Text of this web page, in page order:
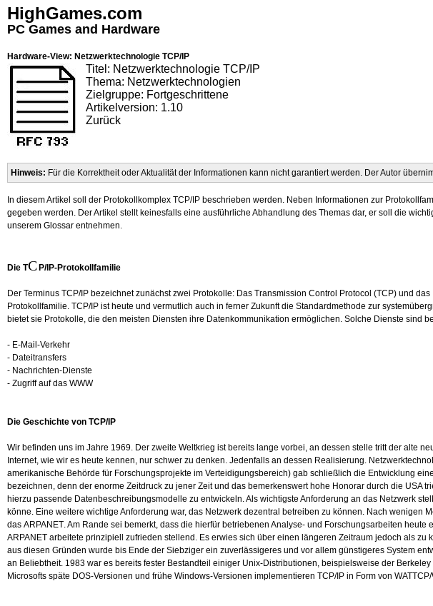
HighGames.com
PC Games and Hardware
Hardware-View: Netzwerktechnologie TCP/IP
Titel: Netzwerktechnologie TCP/IP
Thema: Netzwerktechnologien
Zielgruppe: Fortgeschrittene
Artikelversion: 1.10
Zurück
Hinweis: Für die Korrektheit oder Aktualität der Informationen kann nicht garantiert werden. Der Autor
In diesem Artikel soll der Protokollkomplex TCP/IP beschrieben werden. Neben Informationen zur
gegeben werden. Der Artikel stellt keinesfalls eine ausführliche Abhandlung des Themas dar, er soll die
unserem Glossar entnehmen.
Die TC P/IP-Protokollfamilie
Der Terminus TCP/IP bezeichnet zunächst zwei Protokolle: Das Transmission Control Protocol (TCP) und
Protokollfamilie. TCP/IP ist heute und vermutlich auch in ferner Zukunft die Standardmethode zur
bietet sie Protokolle, die den meisten Diensten ihre Datenkommunikation ermöglichen. Solche Dienste sind
- E-Mail-Verkehr
- Dateitransfers
- Nachrichten-Dienste
- Zugriff auf das WWW
Die Geschichte von TCP/IP
Wir befinden uns im Jahre 1969. Der zweite Weltkrieg ist bereits lange vorbei, an dessen stelle tritt der alte
Internet, wie wir es heute kennen, nur schwer zu denken. Jedenfalls an dessen Realisierung.
amerikanische Behörde für Forschungsprojekte im Verteidigungsbereich) gab schließlich die Entwicklung
bezeichnen, denn der enorme Zeitdruck zu jener Zeit und das bemerkenswert hohe Honorar durch die
hierzu passende Datenbeschreibungsmodelle zu entwickeln. Als wichtigste Anforderung an das Netzwerk
könne. Eine weitere wichtige Anforderung war, das Netzwerk dezentral betreiben zu können. Nach
das ARPANET. Am Rande sei bemerkt, dass die hierfür betriebenen Analyse- und Forschungsarbeiten
ARPANET arbeitete prinzipiell zufrieden stellend. Es erwies sich über einen längeren Zeitraum jedoch als
aus diesen Gründen wurde bis Ende der Siebziger ein zuverlässigeres und vor allem günstigeres System
an Beliebtheit. 1983 war es bereits fester Bestandteil einiger Unix-Distributionen, beispielsweise der
Microsofts späte DOS-Versionen und frühe Windows-Versionen implementieren TCP/IP in Form von